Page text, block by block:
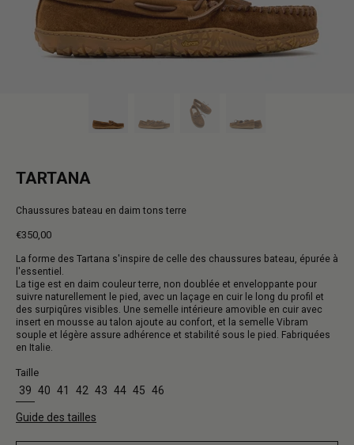
TARTANA
Chaussures bateau en daim tons terre
€350,00
normal
La forme des Tartana s'inspire de celle des chaussures bateau, épurée à
l'essentiel.
La tige est en daim couleur terre, non doublée et enveloppante pour
suivre naturellement le pied, avec un laçage en cuir le long du profil et
des surpiqûres visibles. Une semelle intérieure amovible en cuir avec
insert en mousse au talon ajoute au confort, et la semelle Vibram
souple et légère assure adhérence et stabilité sous le pied. Fabriquées
en Italie.
Taille
39 40 41 42 43 44 45 46
Guide des tailles